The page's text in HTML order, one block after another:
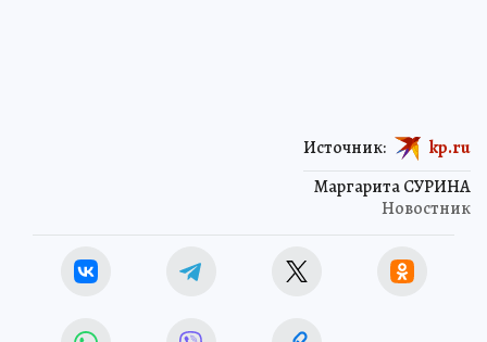
Маргарита СУРИНА
Новостник
Источник: kp.ru